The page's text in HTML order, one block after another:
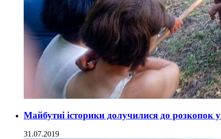
Майбутні історики долучилися до розкопок
31.07.2019